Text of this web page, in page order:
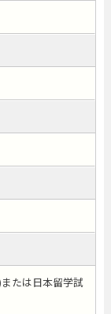
たは日本留学試